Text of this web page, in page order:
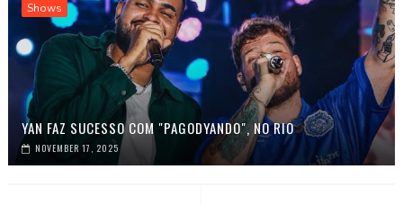
Shows
YAN FAZ SUCESSO COM "PAGODYANDO", NO RIO
NOVEMBER 17, 2025